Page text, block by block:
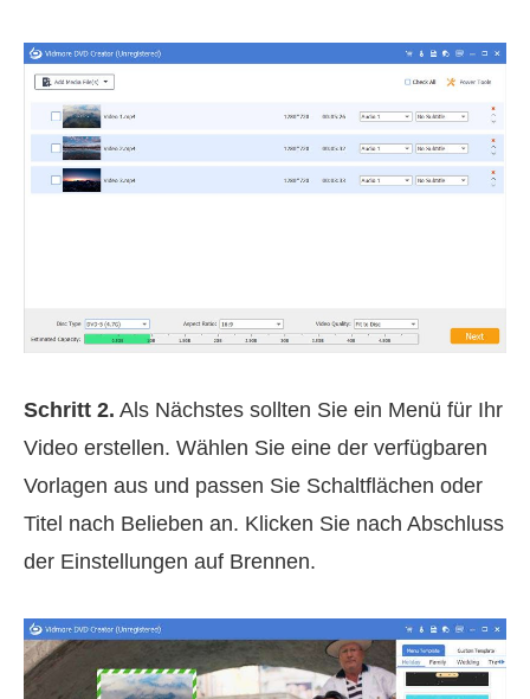
Schritt 2. Als Nächstes sollten Sie ein Menü für Ihr
Video erstellen. Wählen Sie eine der verfügbaren
Vorlagen aus und passen Sie Schaltflächen oder
Titel nach Belieben an. Klicken Sie nach Abschluss
der Einstellungen auf Brennen.